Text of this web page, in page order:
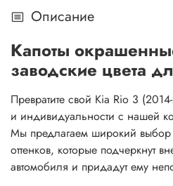
Описание
Капоты
заводские цвета
Превратите свой Kia Rio 3
и индивидуальности с нашей
Мы предлагаем широкий выбор
оттенков, которые подчеркнут
автомобиля и придадут ему